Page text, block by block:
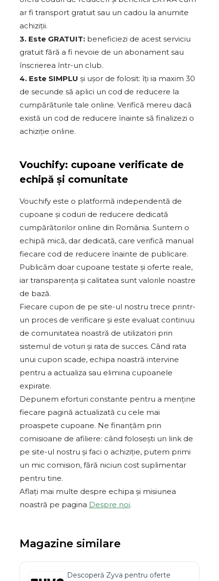
ar fi transport gratuit sau un cadou la anumite
achiziții.
3. Este GRATUIT: beneficiezi de acest serviciu
gratuit fără a fi nevoie de un abonament sau
înscrierea într-un club.
4. Este SIMPLU și ușor de folosit: îți ia maxim 30
de secunde să aplici un cod de reducere la
cumpărăturile tale online. Verifică mereu dacă
există un cod de reducere înainte să finalizezi o
achiziție online.
Vouchify: cupoane verificate de
echipă și comunitate
Vouchify este o platformă independentă de
cupoane și coduri de reducere dedicată
cumpărătorilor online din România. Suntem o
echipă mică, dar dedicată, care verifică manual
fiecare cod de reducere înainte de publicare.
Publicăm doar cupoane testate și oferte reale,
iar transparența și calitatea sunt valorile noastre
de bază.
Fiecare cupon de pe site-ul nostru trece printr-
un proces de verificare și este evaluat continuu
de comunitatea noastră de utilizatori prin
sistemul de voturi și rata de succes. Când rata
unui cupon scade, echipa noastră intervine
pentru a actualiza sau elimina cupoanele
expirate.
Depunem eforturi constante pentru a menține
fiecare pagină actualizată cu cele mai
proaspete cupoane. Ne finanțăm prin
comisioane de afiliere: când folosești un link de
pe site-ul nostru și faci o achiziție, putem primi
un mic comision, fără niciun cost suplimentar
pentru tine.
Aflați mai multe despre echipa și misiunea
noastră pe pagina Despre noi.
Magazine similare
Descoperă Zyva pentru oferte